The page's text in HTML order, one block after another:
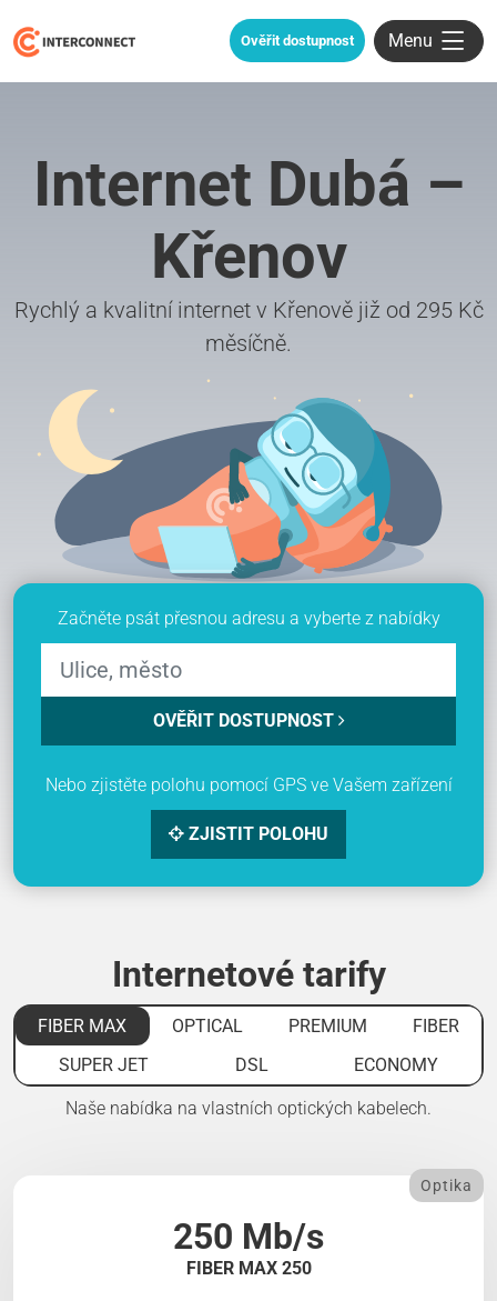
Ověřit dostupnost Menu
Internet Dubá –
Křenov
Rychlý a kvalitní internet v Křenově již od 295 Kč
měsíčně.
Začněte psát přesnou adresu a vyberte z nabídky
OVĚŘIT DOSTUPNOST
Nebo zjistěte polohu pomocí GPS ve Vašem zařízení
ZJISTIT POLOHU
Internetové tarify
FIBER MAX OPTICAL PREMIUM
FIBER
SUPER JET
DSL ECONOMY
Naše nabídka na vlastních optických kabelech.
250 Mb/s
FIBER MAX 250
Optika